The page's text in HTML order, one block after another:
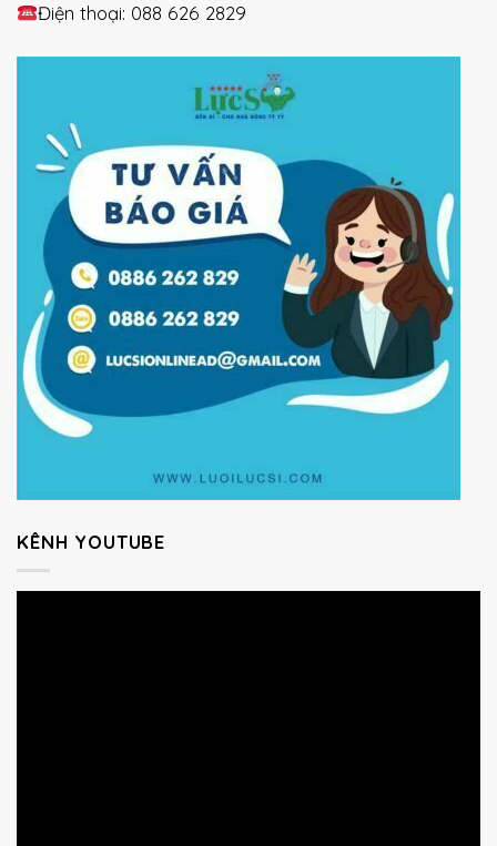
Điện thoại: 088 626 2829
KÊNH YOUTUBE